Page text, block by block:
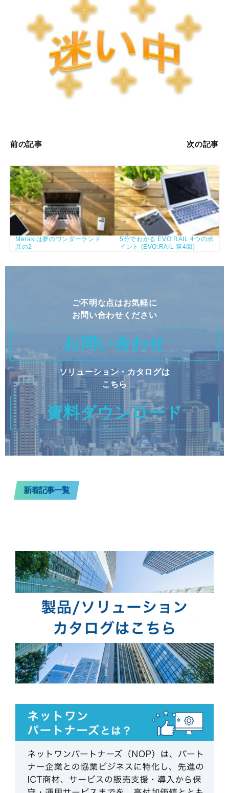
前の記事
Merakiは夢のワンダーランド
其の2
次の記事
5分でわかる EVO:RAIL 4つのポ
イント (EVO:RAIL 第4回)
ご不明な点はお気軽に
お問い合わせください
お問い合わせ
ソリューション・カタログは
こちら
資料ダウンロード
新着記事一覧